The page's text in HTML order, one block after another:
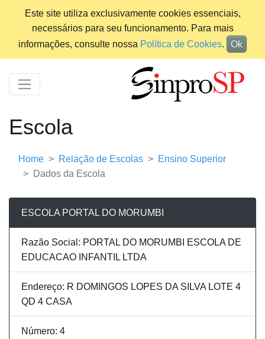
Este site utiliza exclusivamente cookies essenciais,
necessários para seu funcionamento. Para mais
informações, consulte nossa Política de Cookies. Ok
Escola
Home Relação de Escolas
Ensino Superior
Dados da Escola
ESCOLA PORTAL DO MORUMBI
Razão Social: PORTAL DO MORUMBI ESCOLA DE
EDUCACAO INFANTIL LTDA
Endereço: R DOMINGOS LOPES DA SILVA LOTE 4
QD 4 CASA
Número: 4